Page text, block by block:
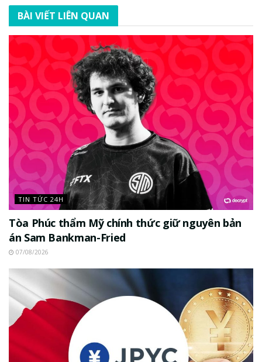
BÀI VIẾT LIÊN QUAN
TIN TỨC 24H
Tòa Phúc thẩm Mỹ chính thức giữ nguyên bản
án Sam Bankman-Fried
07/08/2026